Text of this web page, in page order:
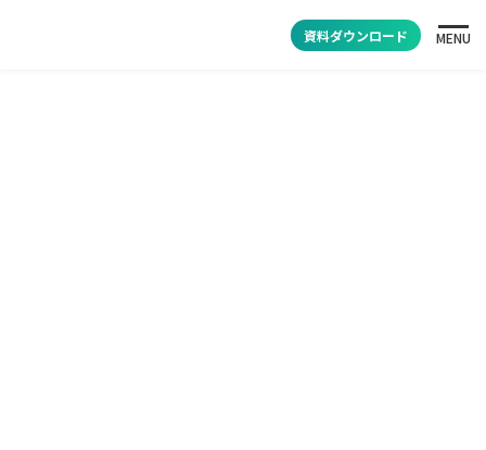
資料ダウンロード MENU